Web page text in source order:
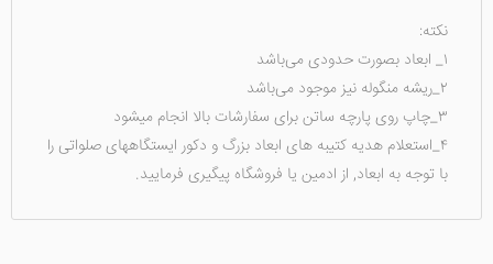
نکته:
۱_ ابعاد بصورت حدودی می‌باشد
۲_ریشه منگوله نیز موجود می‌باشد
۳_چاپ روی پارچه ساتن برای سفارشات بالا انجام میشود
۴_استعلام هدیه کتیبه های ابعاد بزرگ و دکور‌ ایستگاههای صلواتی را
با توجه به ابعاد, از ادمین یا فروشگاه پیگیری فرمایید.